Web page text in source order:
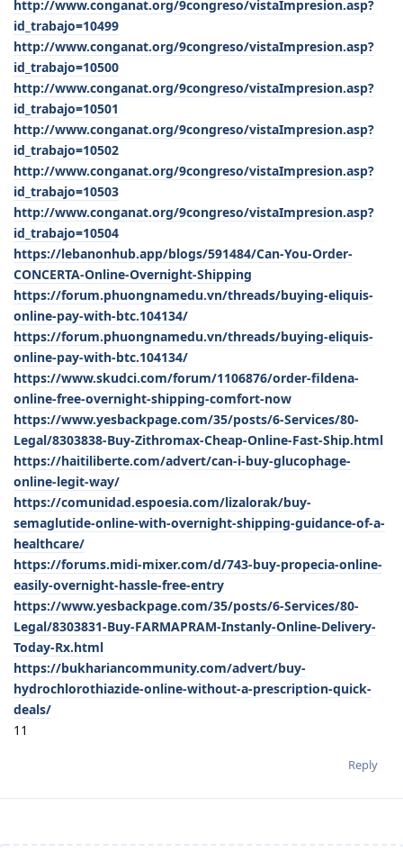
http://www.conganat.org/9congreso/vistaImpresion.asp?
id_trabajo=10499
http://www.conganat.org/9congreso/vistaImpresion.asp?
id_trabajo=10500
http://www.conganat.org/9congreso/vistaImpresion.asp?
id_trabajo=10501
http://www.conganat.org/9congreso/vistaImpresion.asp?
id_trabajo=10502
http://www.conganat.org/9congreso/vistaImpresion.asp?
id_trabajo=10503
http://www.conganat.org/9congreso/vistaImpresion.asp?
id_trabajo=10504
https://lebanonhub.app/blogs/591484/Can-You-Order-
CONCERTA-Online-Overnight-Shipping
https://forum.phuongnamedu.vn/threads/buying-eliquis-
online-pay-with-btc.104134/
https://forum.phuongnamedu.vn/threads/buying-eliquis-
online-pay-with-btc.104134/
https://www.skudci.com/forum/1106876/order-fildena-
online-free-overnight-shipping-comfort-now
https://www.yesbackpage.com/35/posts/6-Services/80-
Legal/8303838-Buy-Zithromax-Cheap-Online-Fast-Ship.html
https://haitiliberte.com/advert/can-i-buy-glucophage-
online-legit-way/
https://comunidad.espoesia.com/lizalorak/buy-
semaglutide-online-with-overnight-shipping-guidance-of-a-
healthcare/
https://forums.midi-mixer.com/d/743-buy-propecia-online-
easily-overnight-hassle-free-entry
https://www.yesbackpage.com/35/posts/6-Services/80-
Legal/8303831-Buy-FARMAPRAM-Instanly-Online-Delivery-
Today-Rx.html
https://bukhariancommunity.com/advert/buy-
hydrochlorothiazide-online-without-a-prescription-quick-
deals/
11
Reply